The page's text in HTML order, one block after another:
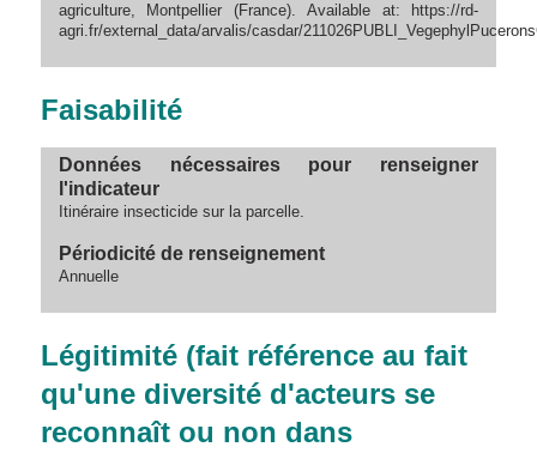
agriculture, Montpellier (France). Available at: https://rd-
agri.fr/external_data/arvalis/casdar/
Faisabilité
Données nécessaires pour renseigner
l'indicateur
Itinéraire insecticide sur la parcelle.
Périodicité de renseignement
Annuelle
Légitimité (fait référence au fait
qu'une diversité d'acteurs se
reconnaît ou non dans